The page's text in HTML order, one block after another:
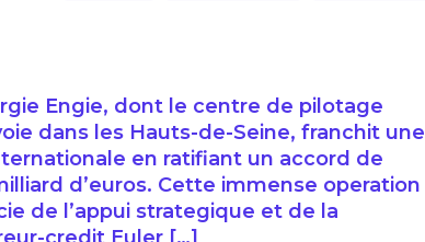
Engie, dont le centre de pilotage
dans les Hauts-de-Seine, franchit une
en ratifiant un accord de
d’euros. Cette immense operation
de l’appui strategique et de la